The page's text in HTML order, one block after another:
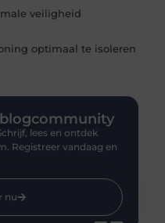
veiligheid
optimaal te isoleren
lees en ontdek
Registreer vandaag en
nu